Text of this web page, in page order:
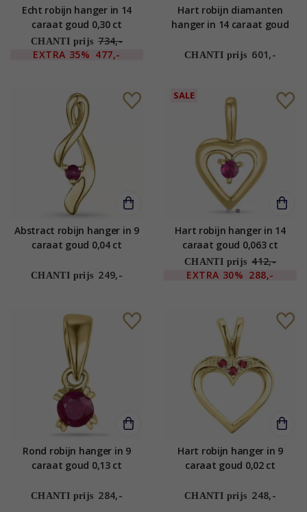
Echt robijn hanger in 14
caraat goud 0,30 ct
CHANTI prijs 734,-
EXTRA 35% 477,-
Hart robijn diamanten
hanger in 14 caraat goud
CHANTI prijs 601,-
Abstract robijn hanger in 9
caraat goud 0,04 ct
CHANTI prijs 249,-
SALE
Hart robijn hanger in 14
caraat goud 0,063 ct
CHANTI prijs 412,-
EXTRA 30% 288,-
Rond robijn hanger in 9
caraat goud 0,13 ct
CHANTI prijs 284,-
Hart robijn hanger in 9
caraat goud 0,02 ct
CHANTI prijs 248,-